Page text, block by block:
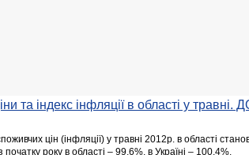
та індекс інфляції в області у травні.
цін (інфляції) у травні 2012р. в області
початку року в області – 99,6%, в Україні – 100,4%.